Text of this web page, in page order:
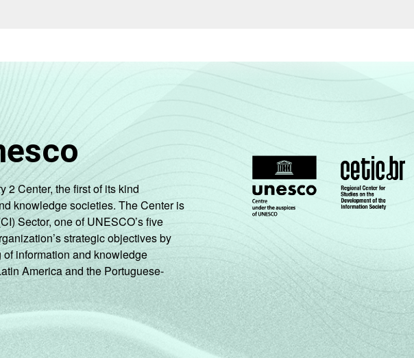
2 Center, the first of its kind
knowledge societies. The Center is
Sector, one of UNESCO’s five
strategic objectives by
information and knowledge
America and the Portuguese-